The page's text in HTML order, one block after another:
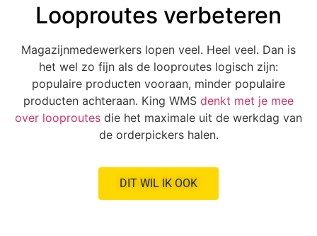
Looproutes verbeteren
Magazijnmedewerkers lopen veel. Heel veel. Dan is
het wel zo fijn als de looproutes logisch zijn:
populaire producten vooraan, minder populaire
producten achteraan. King WMS denkt met je mee
over looproutes die het maximale uit de werkdag van
de orderpickers halen.
DIT WIL IK OOK